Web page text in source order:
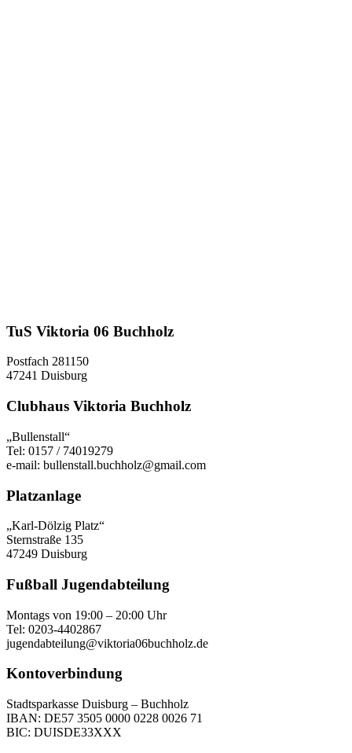
TuS Viktoria 06 Buchholz
Postfach 281150
47241 Duisburg
Clubhaus Viktoria Buchholz
„Bullenstall“
Tel: 0157 / 74019279
e-mail: bullenstall.buchholz@gmail.com
Platzanlage
„Karl-Dölzig Platz“
Sternstraße 135
47249 Duisburg
Fußball Jugendabteilung
Montags von 19:00 – 20:00 Uhr
Tel: 0203-4402867
jugendabteilung@viktoria06buchholz.de
Kontoverbindung
Stadtsparkasse Duisburg – Buchholz
IBAN: DE57 3505 0000 0228 0026 71
BIC: DUISDE33XXX